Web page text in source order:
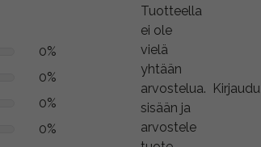
0%
0%
0%
0%
Tuotteella
ei ole
vielä
yhtään
arvostelua. Kirjaudu
sisään ja
arvostele